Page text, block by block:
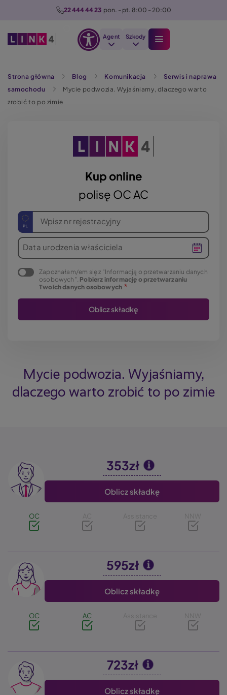
22 444 44 23 pon. - pt. 8:00 - 20:00
Agent Szkody
Strona główna Blog Komunikacja
Serwis i naprawa
samochodu
Mycie podwozia. Wyjaśniamy, dlaczego warto
zrobić to po zimie
Kup online
polisę OC AC
Wpisz nr rejestracyjny
Data urodzenia właściciela
Zapoznałam/em się z "Informacją o przetwarzaniu danych
osobowych". Pobierz informację o przetwarzaniu
Twoich danych osobowych
Mycie podwozia. Wyjaśniamy,
dlaczego warto zrobić to po zimie
Image 353zł
Oblicz składkę
OC AC Assistance NNW
Image 595zł
Oblicz składkę
OC AC Assistance NNW
Image 723zł
Oblicz składkę